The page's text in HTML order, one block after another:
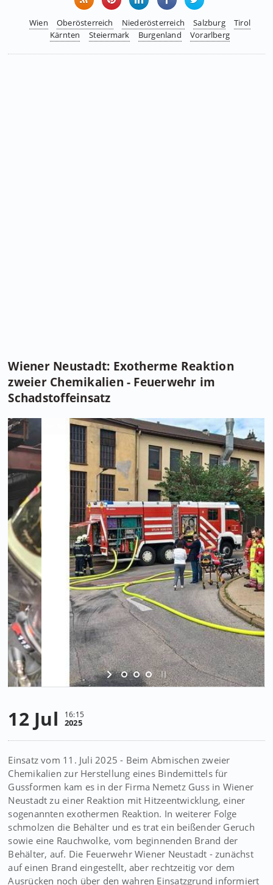
Wien Oberösterreich Niederösterreich Salzburg
Tirol
Kärnten
Steiermark Burgenland Vorarlberg
Wiener Neustadt: Exotherme Reaktion
zweier Chemikalien - Feuerwehr im
Schadstoffeinsatz
Foto: Presseteam d. FF Wr. Neustadt
12 Jul 16:15
2025
Einsatz vom 11. Juli 2025 - Beim Abmischen zweier
Chemikalien zur Herstellung eines Bindemittels für
Gussformen kam es in der Firma Nemetz Guss in Wiener
Neustadt zu einer Reaktion mit Hitzeentwicklung, einer
sogenannten exothermen Reaktion. In weiterer Folge
schmolzen die Behälter und es trat ein beißender Geruch
sowie eine Rauchwolke, vom beginnenden Brand der
Behälter, auf. Die Feuerwehr Wiener Neustadt - zunächst
auf einen Brand eingestellt, aber rechtzeitig vor dem
Ausrücken noch über den wahren Einsatzgrund informiert